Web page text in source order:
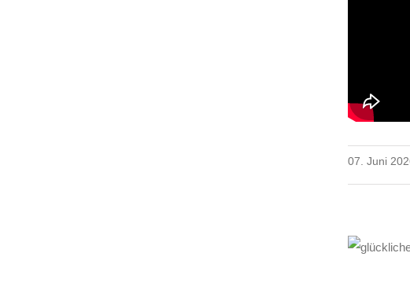
07. Juni